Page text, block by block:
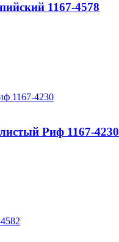
1167-4578
1167-4230
Риф 1167-4230